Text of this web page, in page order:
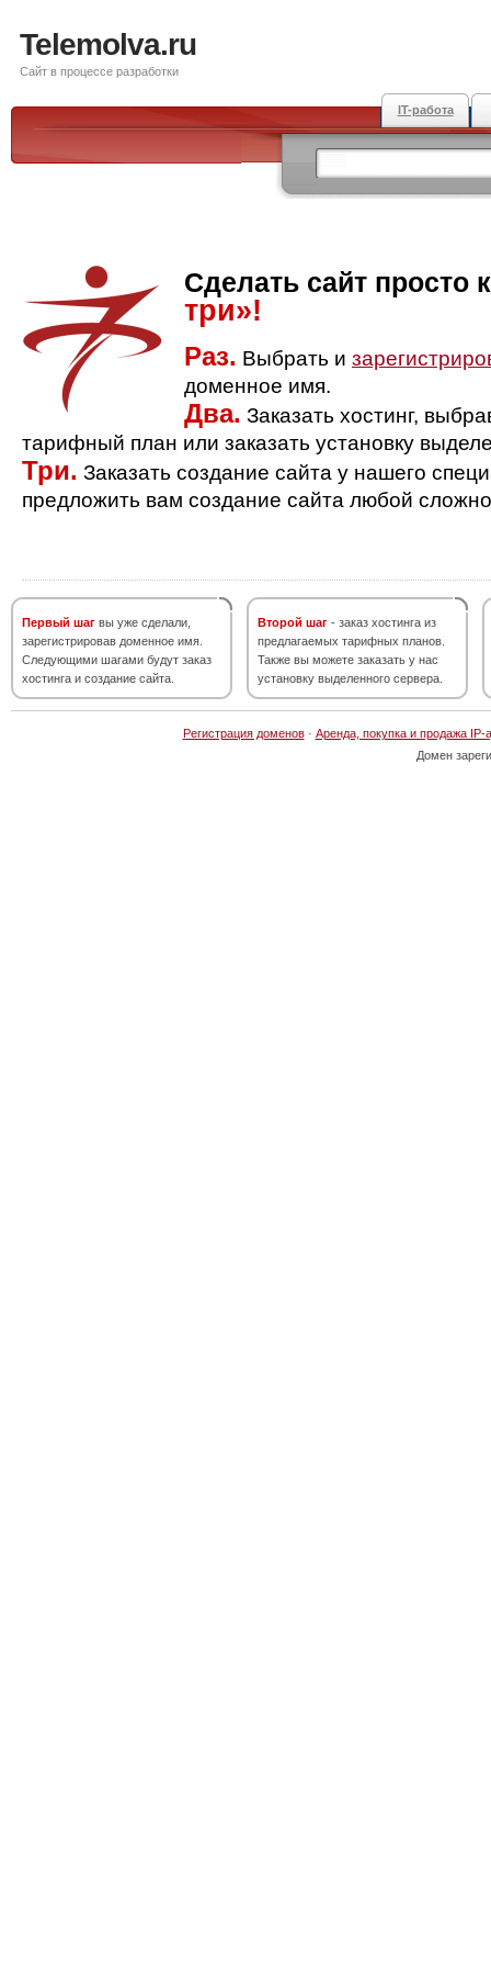
Telemolva.ru
Сайт в процессе разработки
IT-работа
Сделать сайт просто
три»!
Раз. Выбрать и
доменное имя.
Два. Заказать хостинг,
тарифный план или заказать установку
Три. Заказать создание сайта у нашего
предложить вам создание сайта любой
Первый шаг вы уже сделали,
зарегистрировав доменное имя.
Следующими шагами будут заказ
хостинга и создание сайта.
Второй шаг - заказ хостинга из
предлагаемых тарифных планов.
Также вы можете заказать у нас
установку выделенного сервера.
Регистрация доменов· Аренда, покупка и продажа IP-
Домен